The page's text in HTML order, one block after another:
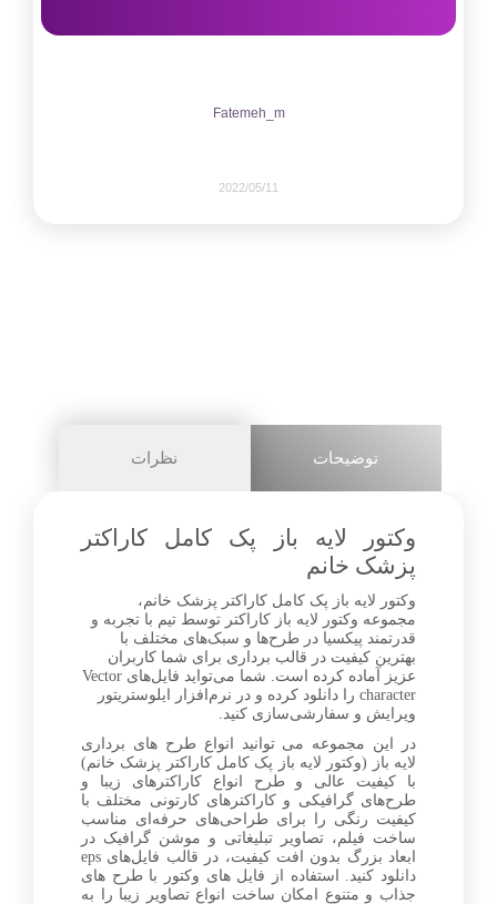
Fatemeh_m
2022/05/11
1+
توضیحات نظرات
وکتور لایه باز پک کامل کاراکتر
پزشک خانم
وکتور لایه باز پک کامل کاراکتر پزشک خانم،
مجموعه وکتور لایه باز کاراکتر توسط تیم با تجربه و
قدرتمند پیکسیا در طرح‌ها و سبک‌های مختلف با
بهترین کیفیت در قالب برداری برای شما کاربران
عزیز آماده کرده است. شما می‌تواید فایل‌های Vector
character را دانلود کرده و در نرم‌افزار ایلوستریتور
ویرایش و سفارشی‌سازی کنید.
در این مجموعه می توانید انواع طرح های برداری
لایه باز (وکتور لایه باز پک کامل کاراکتر پزشک خانم)
با کیفیت عالی و طرح انواع کاراکترهای زیبا و
طرح‌های گرافیکی و کاراکترهای کارتونی مختلف با
کیفیت رنگی را برای طراحی‌های حرفه‌ای مناسب
ساخت فیلم، تصاویر تبلیغاتی و موشن گرافیک در
ابعاد بزرگ بدون افت کیفیت، در قالب فایل‌های eps
دانلود کنید. استفاده از فایل های وکتور با طرح های
جذاب و متنوع امکان ساخت انواع تصاویر زیبا را به